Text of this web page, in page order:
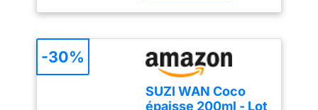
recettes, que ce soit en
version salée ou sucrée
Alternative végétale aux
produits laitiers
Emballage recyclable
SUZI WAN Coco
épaisse 200ml - Lot
-30%